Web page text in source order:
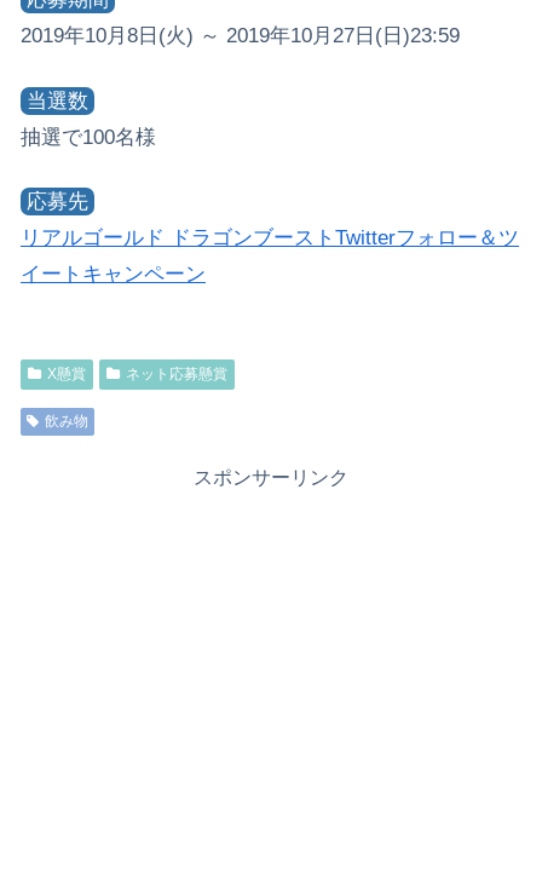
2019年10月8日(火) ～ 2019年10月27日(日)23:59
当選数
抽選で100名様
応募先
リアルゴールド ドラゴンブーストTwitterフォロー＆ツ
イートキャンペーン
X懸賞 ネット応募懸賞
飲み物
スポンサーリンク